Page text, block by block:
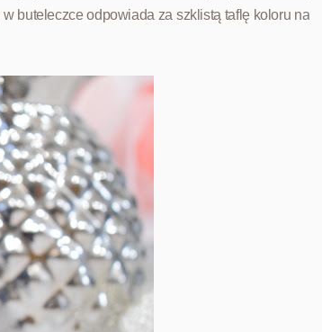
buteleczce odpowiada za szklistą taflę koloru na